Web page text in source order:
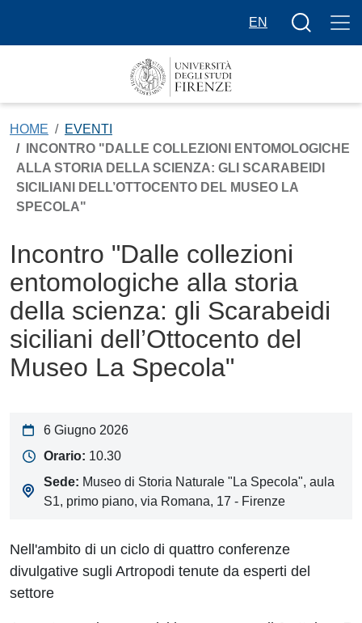
EN
Bottone
HOME
EVENTI
INCONTRO "DALLE COLLEZIONI ENTOMOLOGICHE
ALLA STORIA DELLA SCIENZA: GLI SCARABEIDI
SICILIANI DELL’OTTOCENTO DEL MUSEO LA
SPECOLA"
Incontro "Dalle collezioni
entomologiche alla storia
della scienza: gli Scarabeidi
siciliani dell’Ottocento del
Museo La Specola"
6 Giugno 2026
Orario: 10.30
Sede: Museo di Storia Naturale "La Specola", aula
S1, primo piano, via Romana, 17 - Firenze
Nell'ambito di un ciclo di quattro conferenze
divulgative sugli Artropodi tenute da esperti del
settore